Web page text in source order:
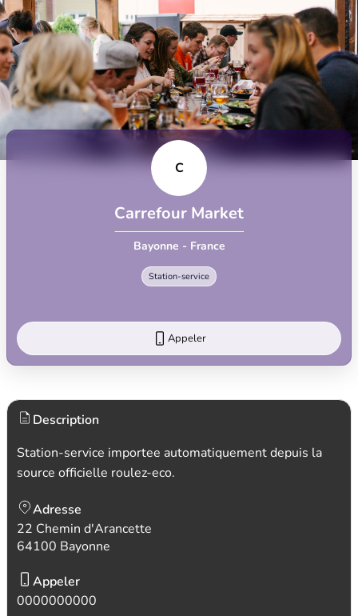
C
Carrefour Market
Bayonne - France
Station-service
Appeler
Description
Station-service importee automatiquement depuis la
source officielle roulez-eco.
Adresse
22 Chemin d'Arancette
64100 Bayonne
Appeler
0000000000